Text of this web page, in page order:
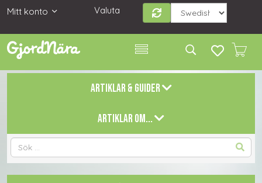
Mitt konto Valuta
ARTIKLAR & GUIDER
ARTIKLAR OM...